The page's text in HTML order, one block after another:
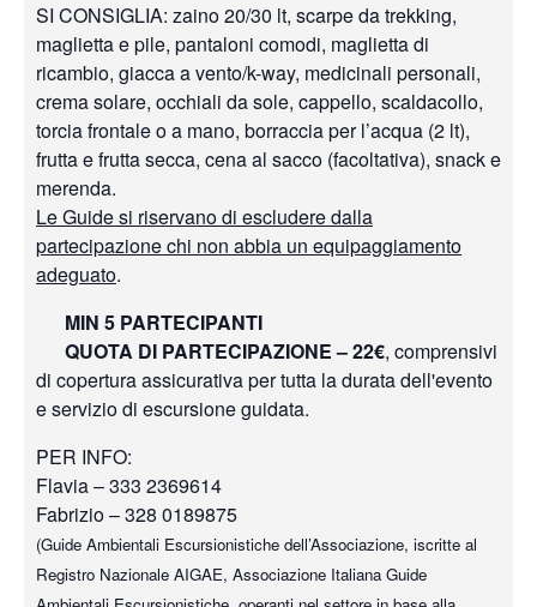
SI CONSIGLIA: zaino 20/30 lt, scarpe da trekking,
maglietta e pile, pantaloni comodi, maglietta di
ricambio, giacca a vento/k-way, medicinali personali,
crema solare, occhiali da sole, cappello, scaldacollo,
torcia frontale o a mano, borraccia per l’acqua (2 lt),
frutta e frutta secca, cena al sacco (facoltativa), snack e
merenda.
Le Guide si riservano di escludere dalla
partecipazione chi non abbia un equipaggiamento
adeguato.
MIN 5 PARTECIPANTI
QUOTA DI PARTECIPAZIONE – 22€, comprensivi
di copertura assicurativa per tutta la durata dell'evento
e servizio di escursione guidata.
PER INFO:
Flavia – 333 2369614
Fabrizio – 328 0189875
(Guide Ambientali Escursionistiche dell’Associazione, iscritte al
Registro Nazionale AIGAE, Associazione Italiana Guide